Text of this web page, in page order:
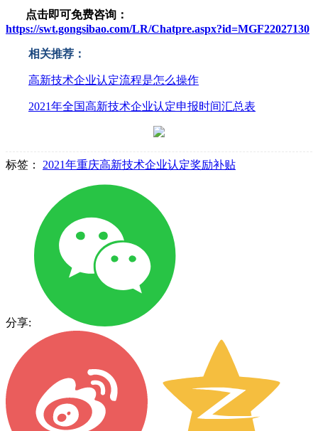
点击即可免费咨询：
https://swt.gongsibao.com/LR/Chatpre.aspx?id=MGF22027130
相关推荐：
高新技术企业认定流程是怎么操作
2021年全国高新技术企业认定申报时间汇总表
标签： 2021年重庆高新技术企业认定奖励补贴
分享: